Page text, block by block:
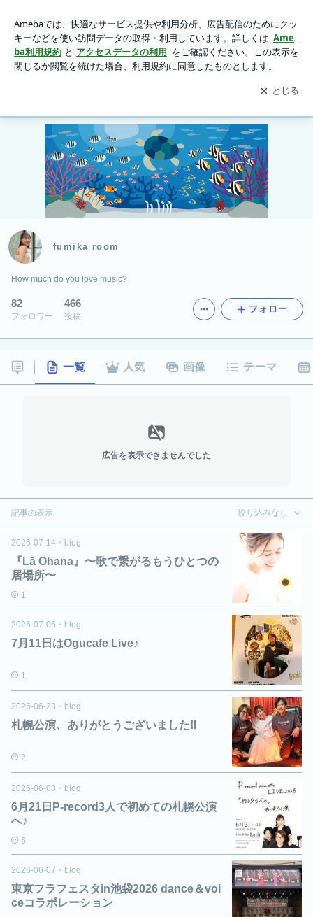
アプリをダウンロードして ブログの更新通知
を受け取りまし
ょう。
開く
fumika room
How much do you love music?
82
フォロワー
466
投稿
フォロー
一覧 人気 画像 テーマ
広告を表示できませんでした
記事の表示 絞り込みなし
2026-07-14 ・ blog
『Lā Ohana』〜歌で繋がるもうひとつの
居場所〜
1
2026-07-06 ・ blog
7月11日はOgucafe Live♪
1
2026-06-23 ・ blog
札幌公演、ありがとうございました‼️
2
2026-06-08 ・ blog
6月21日P-record3人で初めての札幌公演
へ♪
6
2026-06-07 ・ blog
東京フラフェスタin池袋2026 dance＆voi
ceコラボレーション